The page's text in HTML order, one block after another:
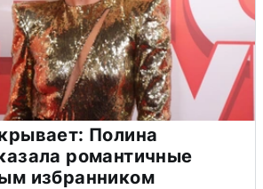
Полина
романтичные
избранником